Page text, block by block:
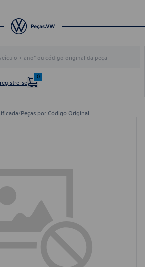
se
0
/Peças por Código Original